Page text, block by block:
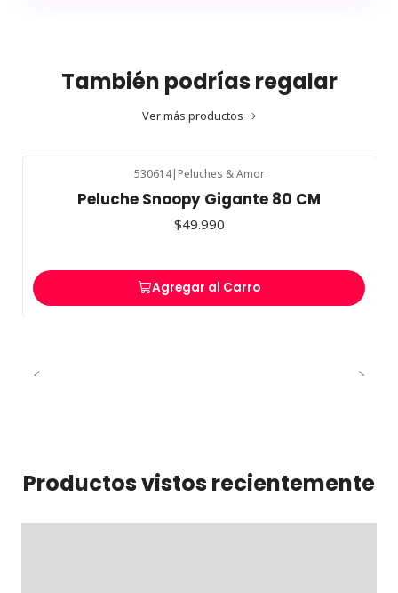
También podrías regalar
Ver más productos
530614| Peluches & Amor
Peluche Snoopy Gigante 80 CM
$49.990
Agregar al Carro
Productos vistos recientemente